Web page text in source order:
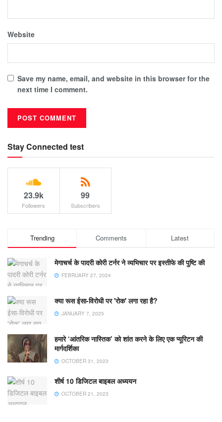
Website
Save my name, email, and website in this browser for the
next time I comment.
Stay Connected test
23.9k
Followers
99
Subscribers
Trending Comments Latest
मेगाचर्च के पादरी कोरी टर्नर ने व्यभिचार पर इस्तीफे की पुष्टि की
FEBRUARY 27, 2024
क्या रूस ईसा-विरोधी पर 'रोक' लगा रहा है?
JANUARY 7, 2025
हमारे ‘आंतरिक नास्तिक’ को शांत करने के लिए एक प्यूरिटन की
मार्गदर्शिका
OCTOBER 31, 2023
शीर्ष 10 डिजिटल बाइबल अध्ययन
OCTOBER 21, 2023